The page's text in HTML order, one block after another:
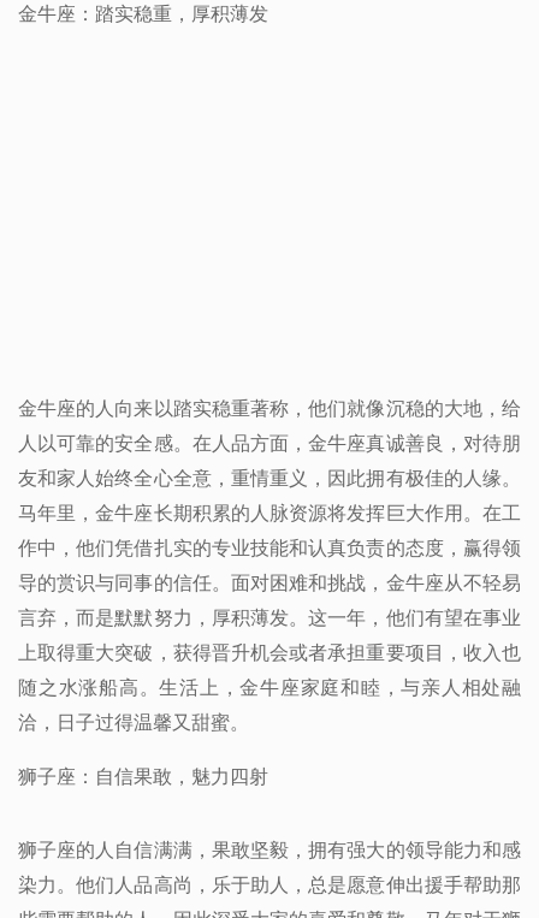
金牛座：踏实稳重，厚积薄发
金牛座的人向来以踏实稳重著称，他们就像沉稳的大地，给
人以可靠的安全感。在人品方面，金牛座真诚善良，对待朋
友和家人始终全心全意，重情重义，因此拥有极佳的人缘。
马年里，金牛座长期积累的人脉资源将发挥巨大作用。在工
作中，他们凭借扎实的专业技能和认真负责的态度，赢得领
导的赏识与同事的信任。面对困难和挑战，金牛座从不轻易
言弃，而是默默努力，厚积薄发。这一年，他们有望在事业
上取得重大突破，获得晋升机会或者承担重要项目，收入也
随之水涨船高。生活上，金牛座家庭和睦，与亲人相处融
洽，日子过得温馨又甜蜜。
狮子座：自信果敢，魅力四射
狮子座的人自信满满，果敢坚毅，拥有强大的领导能力和感
染力。他们人品高尚，乐于助人，总是愿意伸出援手帮助那